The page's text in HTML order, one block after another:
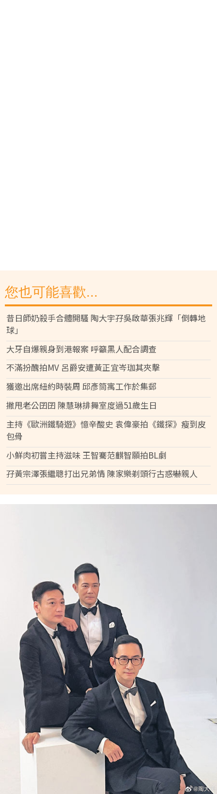
您也可能喜歡...
昔日師奶殺手合體開騷 陶大宇孖吳啟華張兆輝「倒轉地
球」
大牙自爆親身到港報案 呼籲黑人配合調查
不滿扮醜拍MV 呂爵安遭黃正宜岑珈其夾擊
獲邀出席紐約時裝周 邱彥筒寓工作於集郵
撇甩老公囝囝 陳慧琳排舞室度過51歲生日
主持《歐洲鐵騎遊》憶辛酸史 袁偉豪拍《鐵探》瘦到皮
包骨
小鮮肉初嘗主持滋味 王智騫范麒智願拍BL劇
孖黃宗澤張繼聰打出兄弟情 陳家樂剃頭行古惑嚇親人